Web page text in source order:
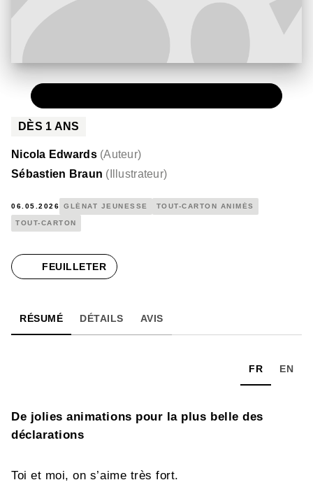
DÈS 1 ANS
Nicola Edwards (Auteur)
Sébastien Braun ( Illustrateur)
06.05.2026 GLÉNAT JEUNESSE TOUT-CARTON ANIMÉS
TOUT-CARTON
FEUILLETER
RÉSUMÉ DÉTAILS AVIS
FR EN
De jolies animations pour la plus belle des
déclarations
Toi et moi, on s’aime très fort.